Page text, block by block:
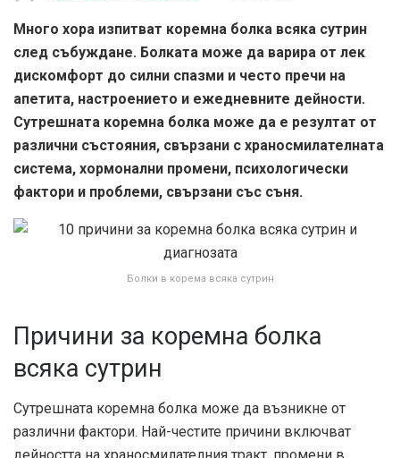
Много хора изпитват коремна болка всяка сутрин
след събуждане. Болката може да варира от лек
дискомфорт до силни спазми и често пречи на
апетита, настроението и ежедневните дейности.
Сутрешната коремна болка може да е резултат от
различни състояния, свързани с храносмилателната
система, хормонални промени, психологически
фактори и проблеми, свързани със съня.
Болки в корема всяка сутрин
Причини за коремна болка
всяка сутрин
Сутрешната коремна болка може да възникне от
различни фактори. Най-честите причини включват